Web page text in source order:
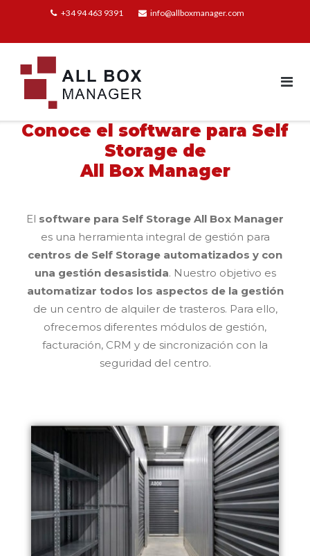
+34 94 463 9391 info@allboxmanager.com
Conoce el software para Self
Storage de
All Box Manager
El software para Self Storage All Box Manager
es una herramienta integral de gestión para
centros de Self Storage automatizados y con
una gestión desasistida. Nuestro objetivo es
automatizar todos los aspectos de la gestión
de un centro de alquiler de trasteros. Para ello,
ofrecemos diferentes módulos de gestión,
facturación, CRM y de sincronización con la
seguridad del centro.